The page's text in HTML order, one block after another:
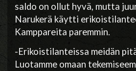
saldo on ollut hyvä, mutta
Narukerä käytti
Kamppareita paremmin.
-Erikoistilanteissa meidän
Luotamme omaan